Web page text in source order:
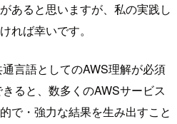
あると思いますが、私の実践し
れば幸いです。
言語としてのAWS理解が必須
ると、数多くのAWSサービス
で・強力な結果を生み出すこと